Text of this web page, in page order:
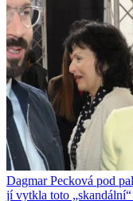
Dagmar Pecková pod
jí vytkla toto